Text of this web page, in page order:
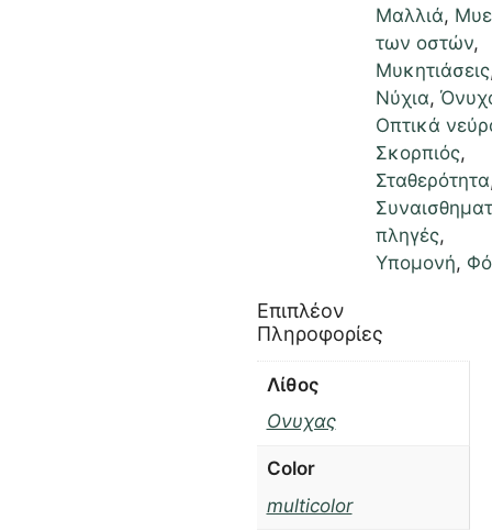
Μαλλιά,
των οστών,
Μυκητιάσεις
Νύχια,
Οπτικά
Σκορπιός,
Σταθερότητα
πληγές,
Υπομονή,
Επιπλέον
Πληροφορίες
Λίθος
Ονυχας
Color
multicolor